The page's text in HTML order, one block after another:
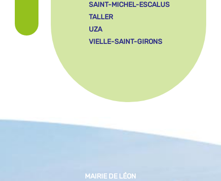
SAINT-MICHEL-ESCALUS
TALLER
UZA
VIELLE-SAINT-GIRONS
MAIRIE DE LÉON